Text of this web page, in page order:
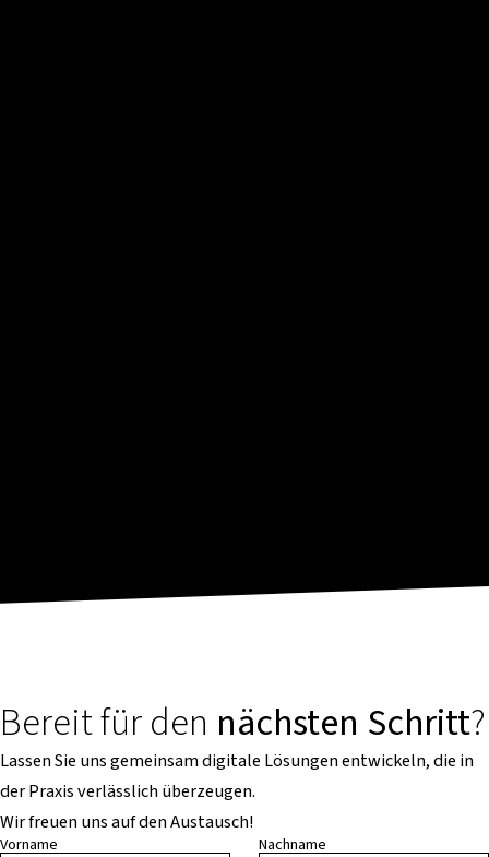
Bereit für den nächsten Schritt?
Lassen Sie uns gemeinsam digitale Lösungen entwickeln, die in
der Praxis verlässlich überzeugen.
Wir freuen uns auf den Austausch!
Vorname Nachname